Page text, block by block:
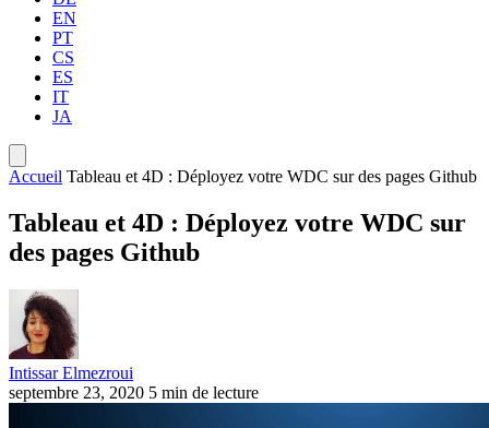
EN
PT
CS
ES
IT
JA
Accueil Tableau et 4D : Déployez votre WDC sur des pages Github
Tableau et 4D : Déployez votre WDC sur
des pages Github
Intissar Elmezroui
septembre 23, 2020 5 min de lecture